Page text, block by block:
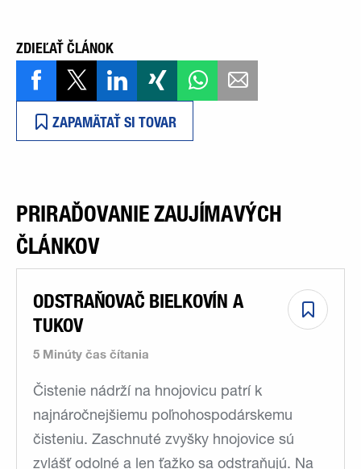
ZDIEĽAŤ ČLÁNOK
ZAPAMÄTAŤ SI TOVAR
PRIRAĎOVANIE ZAUJÍMAVÝCH
ČLÁNKOV
5 Minúty čas čítania
ODSTRAŇOVAČ BIELKOVÍN A
TUKOV
Čistenie nádrží na hnojovicu patrí k
najnáročnejšiemu poľnohospodárskemu
čisteniu. Zaschnuté zvyšky hnojovice sú
zvlášť odolné a len ťažko sa odstraňujú. Na